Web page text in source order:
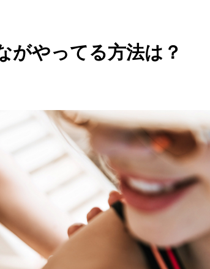
やってる方法は？